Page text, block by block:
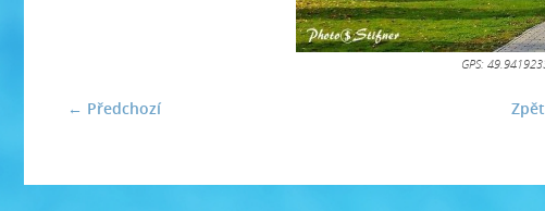
GPS:
← Předchozí